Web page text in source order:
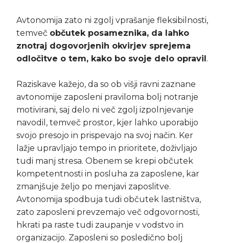
Avtonomija zato ni zgolj vprašanje fleksibilnosti,
temveč občutek posameznika, da lahko
znotraj dogovorjenih okvirjev sprejema
odločitve o tem, kako bo svoje delo opravil.
Raziskave kažejo, da so ob višji ravni zaznane
avtonomije zaposleni praviloma bolj notranje
motivirani, saj delo ni več zgolj izpolnjevanje
navodil, temveč prostor, kjer lahko uporabijo
svojo presojo in prispevajo na svoj način. Ker
lažje upravljajo tempo in prioritete, doživljajo
tudi manj stresa. Obenem se krepi občutek
kompetentnosti in posluha za zaposlene, kar
zmanjšuje željo po menjavi zaposlitve.
Avtonomija spodbuja tudi občutek lastništva,
zato zaposleni prevzemajo več odgovornosti,
hkrati pa raste tudi zaupanje v vodstvo in
organizacijo. Zaposleni so posledično bolj